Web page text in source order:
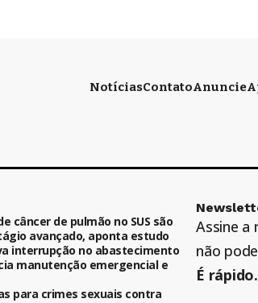
NotíciasContatoAnuncie
câncer de pulmão no SUS são
avançado, aponta estudo
interrupção no abastecimento
manutenção emergencial e
para crimes sexuais contra
Assine a
não
É